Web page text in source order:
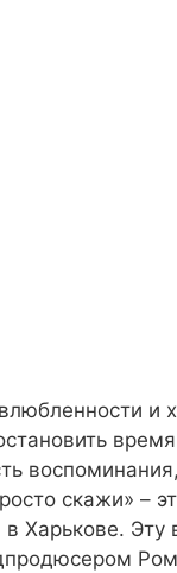
и
скажи» –
Харькове.